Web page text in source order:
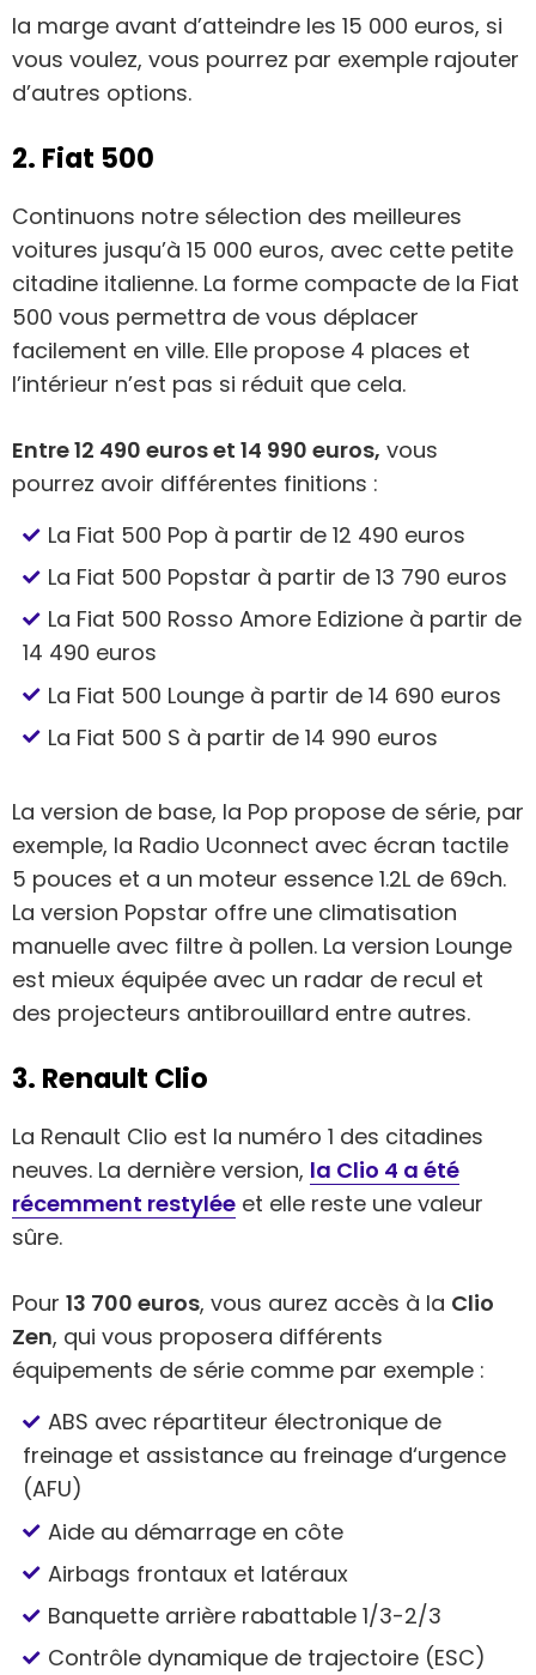
la marge avant d’atteindre les 15 000 euros, si
vous voulez, vous pourrez par exemple rajouter
d’autres options.
2. Fiat 500
Continuons notre sélection des meilleures
voitures jusqu’à 15 000 euros, avec cette petite
citadine italienne. La forme compacte de la Fiat
500 vous permettra de vous déplacer
facilement en ville. Elle propose 4 places et
l’intérieur n’est pas si réduit que cela.
Entre 12 490 euros et 14 990 euros, vous
pourrez avoir différentes finitions :
La Fiat 500 Pop à partir de 12 490 euros
La Fiat 500 Popstar à partir de 13 790 euros
La Fiat 500 Rosso Amore Edizione à partir de
14 490 euros
La Fiat 500 Lounge à partir de 14 690 euros
La Fiat 500 S à partir de 14 990 euros
La version de base, la Pop propose de série, par
exemple, la Radio Uconnect avec écran tactile
5 pouces et a un moteur essence 1.2L de 69ch.
La version Popstar offre une climatisation
manuelle avec filtre à pollen. La version Lounge
est mieux équipée avec un radar de recul et
des projecteurs antibrouillard entre autres.
3. Renault Clio
La Renault Clio est la numéro 1 des citadines
neuves. La dernière version, la Clio 4 a été
récemment restylée et elle reste une valeur
sûre.
Pour 13 700 euros, vous aurez accès à la Clio
Zen, qui vous proposera différents
équipements de série comme par exemple :
ABS avec répartiteur électronique de
freinage et assistance au freinage d‘urgence
(AFU)
Aide au démarrage en côte
Airbags frontaux et latéraux
Banquette arrière rabattable 1/3-2/3
Contrôle dynamique de trajectoire (ESC)